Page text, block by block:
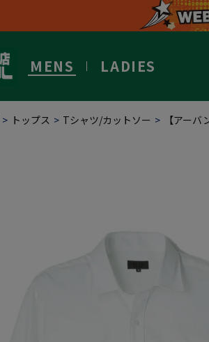
MENS LADIES
トップス Tシャツ/カットソー 【アー